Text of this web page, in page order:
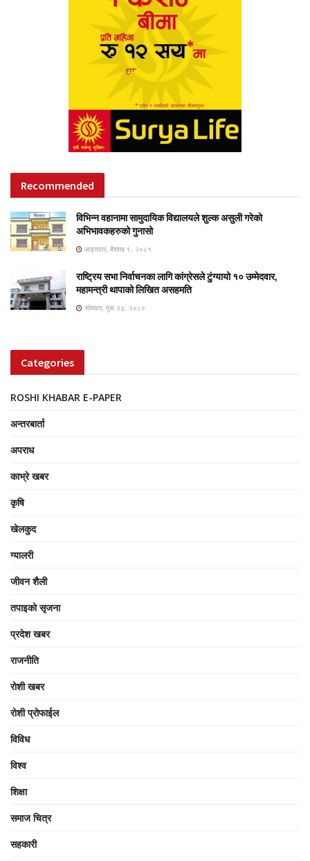
Recommended
विभिन्न वहानामा सामुदायिक विद्यालयले शुल्क असुली गरेको
अभिभावकहरुको गुनासो
आइतवार, बैशाख ९, २०८१
राष्ट्रिय सभा निर्वाचनका लागि कांग्रेसले टुंग्यायो १० उम्मेदवार,
महामन्त्री थापाको लिखित असहमति
सोमवार, पुस २३, २०८०
Categories
ROSHI KHABAR E-PAPER
अन्तरबार्ता
अपराध
काभ्रे खबर
कृषि
खेलकुद
ग्यालरी
जीवन शैली
तपाइको सृजना
प्रदेश खबर
राजनीति
रोशी खबर
रोशी प्रोफाईल
विविध
विश्व
शिक्षा
समाज चित्र
सहकारी